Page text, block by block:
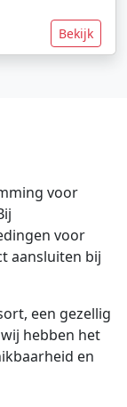
Bekijk
voor
voor
aansluiten bij
een gezellig
hebben het
en